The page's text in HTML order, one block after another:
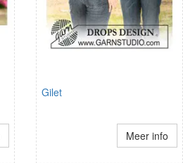
Gilet
Meer info